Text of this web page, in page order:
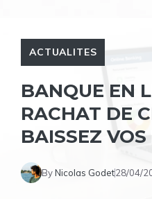
ACTUALITES
BANQUE EN
RACHAT DE
BAISSEZ
ByNicolas Godet28/04/